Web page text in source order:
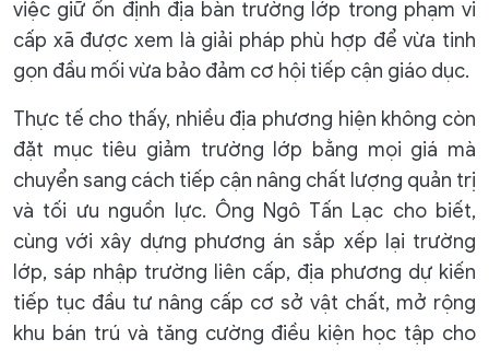
việc giữ ổn định địa bàn trường lớp trong phạm vi
cấp xã được xem là giải pháp phù hợp để vừa tinh
gọn đầu mối vừa bảo đảm cơ hội tiếp cận giáo dục.
Thực tế cho thấy, nhiều địa phương hiện không còn
đặt mục tiêu giảm trường lớp bằng mọi giá mà
chuyển sang cách tiếp cận nâng chất lượng quản trị
và tối ưu nguồn lực. Ông Ngô Tấn Lạc cho biết,
cùng với xây dựng phương án sắp xếp lại trường
lớp, sáp nhập trường liên cấp, địa phương dự kiến
tiếp tục đầu tư nâng cấp cơ sở vật chất, mở rộng
khu bán trú và tăng cường điều kiện học tập cho